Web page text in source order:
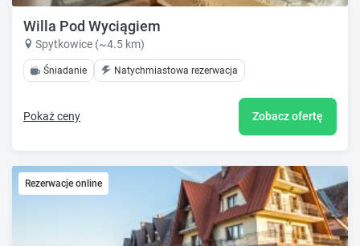
Willa Pod Wyciągiem
Spytkowice (~4.5 km)
Śniadanie Natychmiastowa rezerwacja
Pokaż ceny Zobacz ofertę
Rezerwacje online